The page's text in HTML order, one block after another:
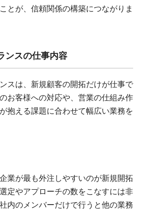
とが、信頼関係の構築につながりま
ンスの仕事内容
スは、新規顧客の開拓だけが仕事で
お客様への対応や、営業の仕組み作
抱える課題に合わせて幅広い業務を
業が最も外注しやすいのが新規開拓
定やアプローチの数をこなすには非
内のメンバーだけで行うと他の業務